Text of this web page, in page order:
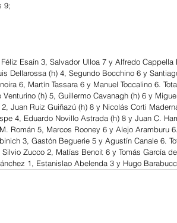
9;
Esaín 3, Salvador Ulloa 7 y Alfredo Cappella
Dellarossa (h) 4, Segundo Bocchino 6 y
6, Martín Tassara 6 y Manuel Toccalino 6.
(h) 5, Guillermo Cavanagh (h) 6 y
Juan Ruiz Guiñazú (h) 8 y Nicolás Corti
4, Eduardo Novillo Astrada (h) 8 y Juan C.
Román 5, Marcos Rooney 6 y Alejo Aramburu
3, Gastón Beguerie 5 y Agustín Canale 6.
Zucco 2, Matías Benoit 6 y Tomás García
1, Estanislao Abelenda 3 y Hugo